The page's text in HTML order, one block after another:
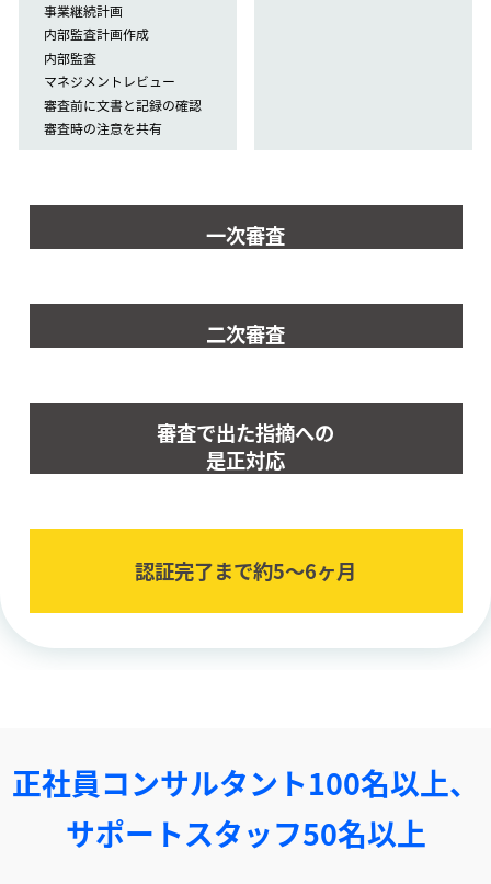
事業継続計画
内部監査計画作成
内部監査
マネジメントレビュー
審査前に文書と記録の確認
審査時の注意を共有
一次審査
二次審査
審査で出た指摘への
是正対応
認証完了まで約5〜6ヶ⽉
正社員コンサルタント100名以上、
サポートスタッフ50名以上